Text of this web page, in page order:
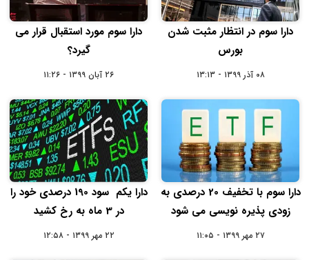
دارا سوم در انتظار مثبت شدن
بورس
۰۸ آذر ۱۳۹۹ - ۱۳:۱۳
دارا سوم مورد استقبال قرار می
گیرد؟
۲۶ آبان ۱۳۹۹ - ۱۱:۲۶
دارا سوم با تخفیف 20 درصدی به
زودی پذیره نویسی می شود
۲۷ مهر ۱۳۹۹ - ۱۱:۰۵
دارا یکم سود 190 درصدی خود را
در 3 ماه به رخ کشید
۲۲ مهر ۱۳۹۹ - ۱۲:۵۸